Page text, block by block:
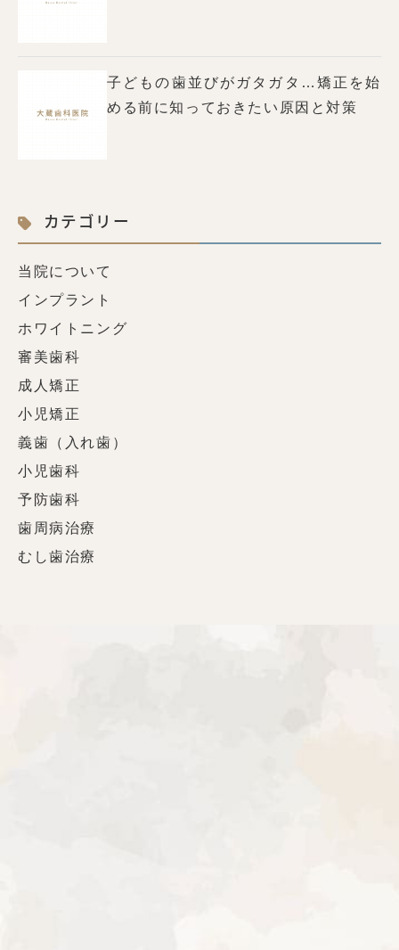
子どもの歯並びがガタガタ…矯正を始
める前に知っておきたい原因と対策
カテゴリー
当院について
インプラント
ホワイトニング
審美歯科
成人矯正
小児矯正
義歯（入れ歯）
小児歯科
予防歯科
歯周病治療
むし歯治療